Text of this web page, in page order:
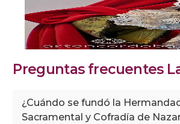
Preguntas frecuentes
¿Cuándo se fundó la
Sacramental y Cofradía de